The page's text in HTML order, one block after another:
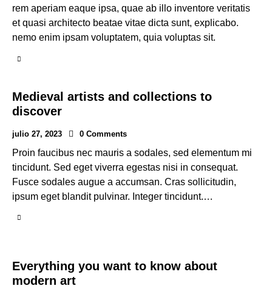
rem aperiam eaque ipsa, quae ab illo inventore veritatis
et quasi architecto beatae vitae dicta sunt, explicabo.
nemo enim ipsam voluptatem, quia voluptas sit.
Medieval artists and collections to
discover
julio 27, 2023 0 Comments
Proin faucibus nec mauris a sodales, sed elementum mi
tincidunt. Sed eget viverra egestas nisi in consequat.
Fusce sodales augue a accumsan. Cras sollicitudin,
ipsum eget blandit pulvinar. Integer tincidunt.…
Everything you want to know about
modern art